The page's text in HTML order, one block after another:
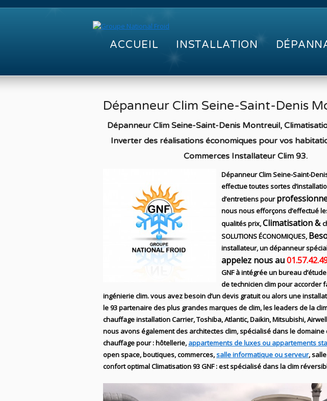
ACCUEIL INSTALLATION
Dépanneur Clim Seine-Saint-Denis
Dépanneur Clim Seine-Saint-Denis Montreuil,
Inverter des réalisations économiques pour vos
Commerces Installateur Clim 93.
Dépanneur Clim Seine-Saint-
effectue toutes sortes
d’entretienspour
nous nous efforçons d’effectué
qualités prix,Climatisation &
SOLUTIONS ÉCONOMIQUES,
installateur, un dépanneur
appelez nous au
GNFà intégrée un bureau
de technicienclimpour accorder
ingénierieclim. vous avez besoin d’un devis gratuit ou alors une
le 93partenaire des plus grandes marques declim, les leadersde la
chauffageinstallationCarrier, Toshiba, Atlantic,Daikin, Mitsubishi,
nous avons également des architectes clim,spécialisé dans le domaine
chauffagepour : hôtellerie, appartements de luxes ou appartements
open space, boutiques, commerces,salle informatique ou serveur,
confort optimalClimatisation93GNF:estspécialisédans la clim